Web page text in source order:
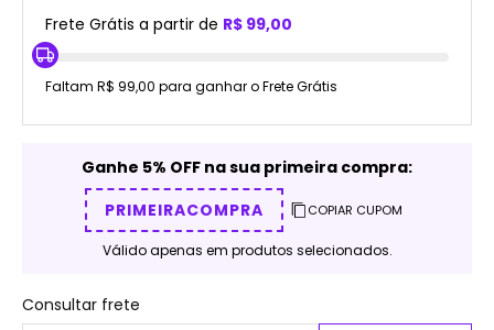
Frete Grátis a partir de R$ 99,00
Faltam R$ 99,00 para ganhar o Frete Grátis
Ganhe 5% OFF na sua primeira compra:
PRIMEIRACOMPRA
COPIAR CUPOM
Válido apenas em produtos selecionados.
Consultar frete